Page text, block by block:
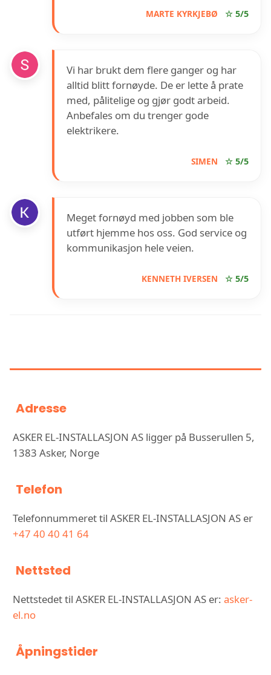
MARTE KYRKJEBØ ☆ 5/5
Vi har brukt dem flere ganger og har
alltid blitt fornøyde. De er lette å prate
med, pålitelige og gjør godt arbeid.
Anbefales om du trenger gode
elektrikere.
SIMEN ☆ 5/5
Meget fornøyd med jobben som ble
utført hjemme hos oss. God service og
kommunikasjon hele veien.
KENNETH IVERSEN ☆ 5/5
Adresse
ASKER EL-INSTALLASJON AS ligger på Busserullen 5,
1383 Asker, Norge
Telefon
Telefonnummeret til ASKER EL-INSTALLASJON AS er
+47 40 40 41 64
Nettsted
Nettstedet til ASKER EL-INSTALLASJON AS er: asker-
el.no
Åpningstider